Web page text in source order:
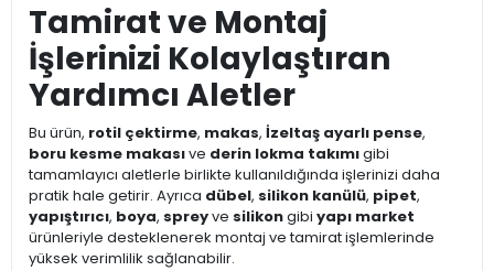
Tamirat ve Montaj
İşlerinizi Kolaylaştıran
Yardımcı Aletler
Bu ürün, rotil çektirme, makas, İzeltaş ayarlı pense,
boru kesme makasıve derin lokma takımıgibi
tamamlayıcı aletlerle birlikte kullanıldığında işlerinizi daha
pratik hale getirir. Ayrıca dübel, silikon kanülü, pipet,
yapıştırıcı, boya, spreyve silikongibi yapı market
ürünleriyle desteklenerek montaj ve tamirat işlemlerinde
yüksek verimlilik sağlanabilir.